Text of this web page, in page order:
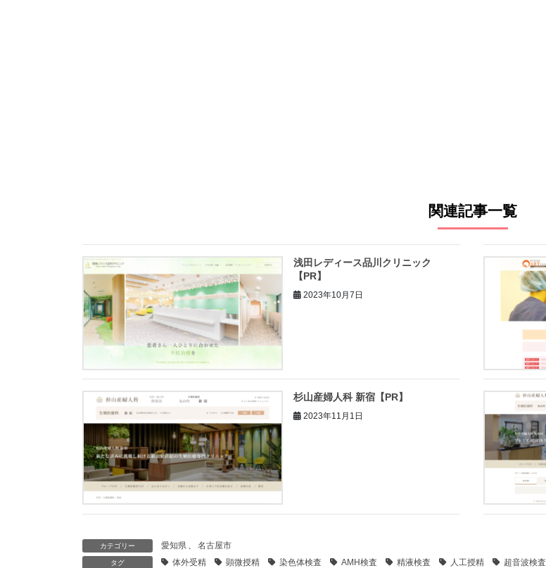
関連記事一覧
浅田レディース品川クリニック
【PR】
2023年10月7日
杉山産婦人科 新宿【PR】
2023年11月1日
カテゴリー 愛知県 名古屋市
タグ 体外受精 顕微授精 染色体検査 AMH検査 精液検査 人工授精 超音波検査